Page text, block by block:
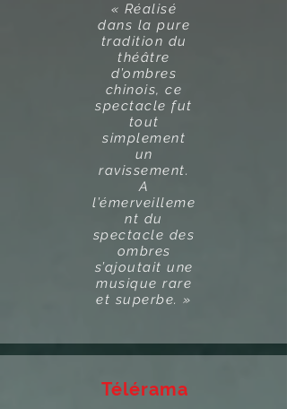
« Réalisé
dans la pure
tradition du
théâtre
d’ombres
chinois, ce
spectacle fut
tout
simplement
un
ravissement.
A
l’émerveilleme
nt du
spectacle des
ombres
s’ajoutait une
musique rare
et superbe. »
Télérama